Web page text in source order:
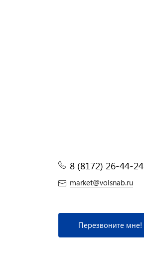
8 (8172) 26-44-24
market@volsnab.ru
Перезвоните мне!